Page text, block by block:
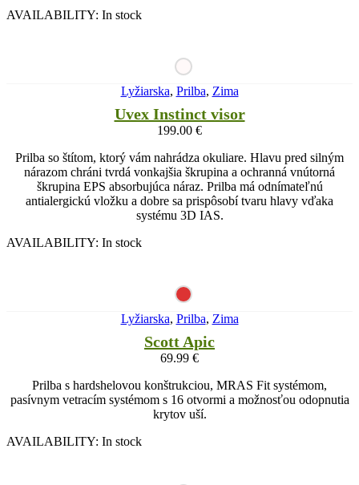
AVAILABILITY: In stock
Lyžiarska, Prilba, Zima
Uvex Instinct visor
199.00 €
Prilba so štítom, ktorý vám nahrádza okuliare. Hlavu pred silným
nárazom chráni tvrdá vonkajšia škrupina a ochranná vnútorná
škrupina EPS absorbujúca náraz. Prilba má odnímateľnú
antialergickú vložku a dobre sa prispôsobí tvaru hlavy vďaka
systému 3D IAS.
AVAILABILITY: In stock
Lyžiarska, Prilba, Zima
Scott Apic
69.99 €
Prilba s hardshelovou konštrukciou, MRAS Fit systémom,
pasívnym vetracím systémom s 16 otvormi a možnosťou odopnutia
krytov uší.
AVAILABILITY: In stock